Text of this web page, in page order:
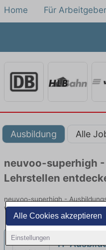
Alle Cookies akzeptieren
Einstellungen
Home Für Arbeitgeber
Ausbildung Alle
neuvoo-superhigh
Lehrstellen
neuvoo-superhigh -
Verwaltung, Kundenberatung,
IT-